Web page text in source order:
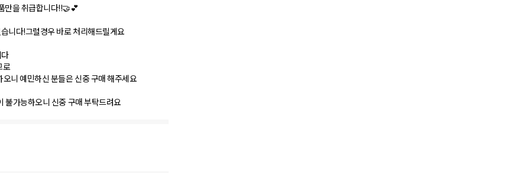
만을 취급합니다!!🤝💕
니다!그럴경우 바로 처리해드릴게요
로
니 예민하신 분들은 신중 구매 해주세요
불가능하오니 신중 구매 부탁드려요